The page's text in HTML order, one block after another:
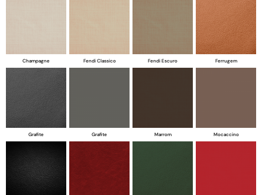
Champagne Fendi Classico Fendi Escuro Ferrugem
Grafite Grafite Marrom Mocaccino